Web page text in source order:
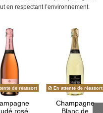
en respectant l’environnement.
de réassort
rosé
En attente de réassort
Champagne
Blanc de